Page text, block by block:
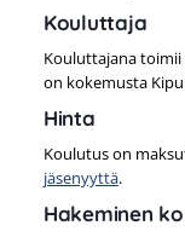
Kouluttaja
Kouluttajana toimii
on kokemusta
Hinta
Koulutus on
jäsenyyttä.
Hakeminen